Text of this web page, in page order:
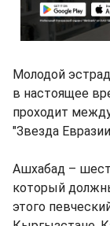
Молодой
в настоящее
проходит
"Звезда
Ашхабад –
который
этого